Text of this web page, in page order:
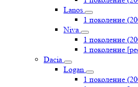
Lanos
1 поколение
Niva
1 поколение
1 поколение
Dacia
Logan
1 поколение